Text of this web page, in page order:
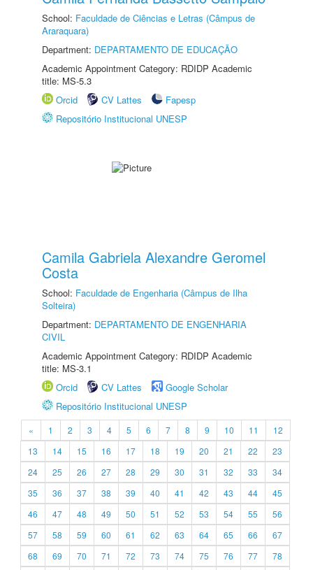
School: Faculdade de Ciências e Letras (Câmpus de
Araraquara)
Department: DEPARTAMENTO DE EDUCAÇÃO
Academic Appointment Category: RDIDP Academic
title: MS-5.3
Orcid
CV Lattes
Fapesp
Repositório Institucional UNESP
Camila Gabriela Alexandre Geromel
Costa
School: Faculdade de Engenharia (Câmpus de Ilha
Solteira)
Department: DEPARTAMENTO DE ENGENHARIA
CIVIL
Academic Appointment Category: RDIDP Academic
title: MS-3.1
Orcid
CV Lattes
Google Scholar
Repositório Institucional UNESP
« 1 2 3 4 5 6 7 8 9 10 11
12
13
14 15 16 17 18 19 20 21 22
23
24
25 26 27 28 29 30 31 32 33
34
35
36 37 38 39 40 41 42 43 44
45
46
47 48 49 50 51 52 53 54 55
56
57
58 59 60 61 62 63 64 65 66
67
68
69 70 71 72 73 74 75 76 77
78